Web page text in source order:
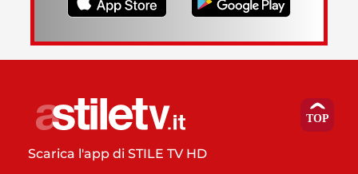
Scarica l'app di STILE TV HD